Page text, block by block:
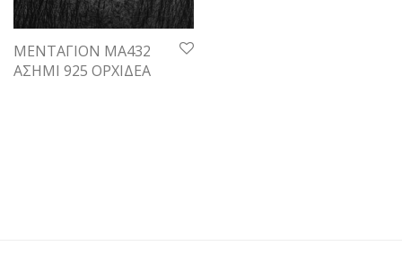
ΜΕΝΤΑΓΙΟΝ ΜΑ432
ΑΣΗΜΙ 925 ΟΡΧΙΔΕΑ